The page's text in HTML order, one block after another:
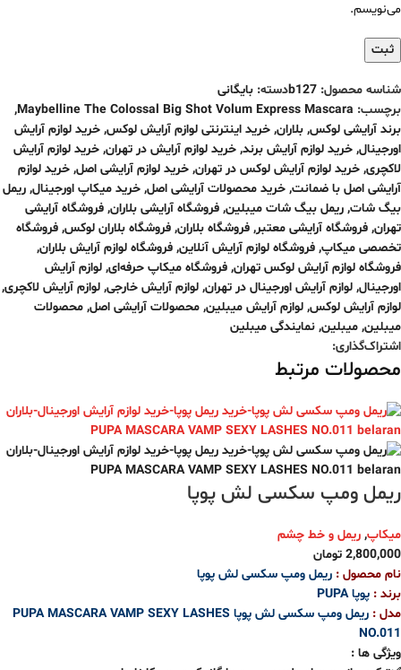
می‌نویسم.
شناسه محصول: b127دسته: بایگانی
برچسب: Maybelline The Colossal Big Shot Volum Express Mascara
,
برند آرایشی لوکس, بلاران, خرید اینترنتی لوازم آرایش لوکس, خرید لوازم آرایش
اورجینال, خرید لوازم آرایش برند, خرید لوازم آرایش در تهران, خرید لوازم آرایش
لاکچری, خرید لوازم آرایش لوکس در تهران, خرید لوازم آرایشی اصل, خرید لوازم
آرایشی اصل با ضمانت, خرید محصولات آرایشی اصل, خرید میکاپ اورجینال, ریمل
بیگ شات, ریمل بیگ شات میبلین, فروشگاه آرایشی بلاران, فروشگاه آرایشی
تهران, فروشگاه آرایشی معتبر, فروشگاه بلاران, فروشگاه بلاران لوکس, فروشگاه
تخصصی میکاپ, فروشگاه لوازم آرایش آنلاین, فروشگاه لوازم آرایش بلاران,
فروشگاه لوازم آرایش لوکس تهران, فروشگاه میکاپ حرفه‌ای, لوازم آرایش
اورجینال, لوازم آرایش اورجینال در تهران, لوازم آرایش خارجی, لوازم آرایش لاکچری,
لوازم آرایش لوکس, لوازم آرایش میبلین, محصولات آرایشی اصل, محصولات
میبلین, میبلین, نمایندگی میبلین
اشتراک‌گذاری:
محصولات مرتبط
ریمل ومپ سکسی لش پوپا
میکاپ, ریمل و خط چشم
2,800,000 تومان
نام محصول : ریمل ومپ سکسی لش پوپا
برند : پوپاPUPA
مدل : ریمل ومپ سکسی لش پوپا PUPA MASCARA VAMP SEXY LASHES
NO.011
ویژگی ها :